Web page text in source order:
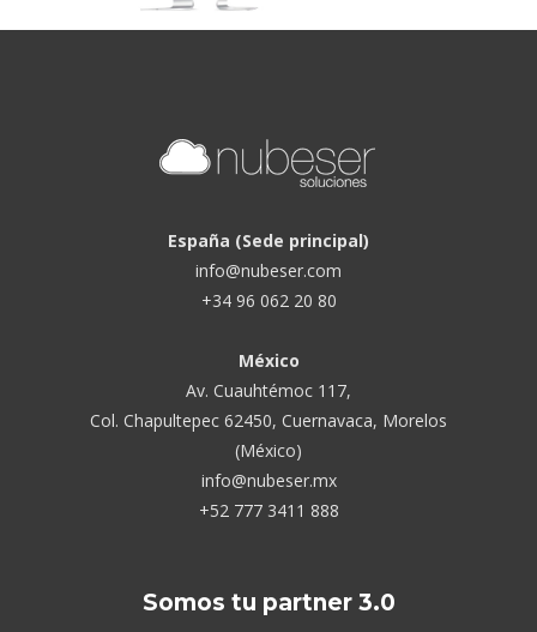
España (Sede principal)
info@nubeser.com
+34 96 062 20 80
México
Av. Cuauhtémoc 117,
Col. Chapultepec 62450, Cuernavaca, Morelos
(México)
info@nubeser.mx
+52 777 3411 888
Somos tu partner 3.0